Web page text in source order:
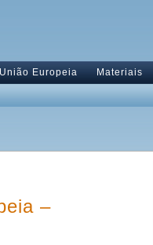
Europeia Materiais
–